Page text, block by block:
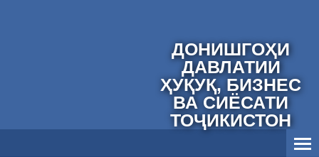
ДОНИШГОҲИ
ДАВЛАТИИ
ҲУҚУҚ, БИЗНЕС
ВА СИЁСАТИ
ТОҶИКИСТОН